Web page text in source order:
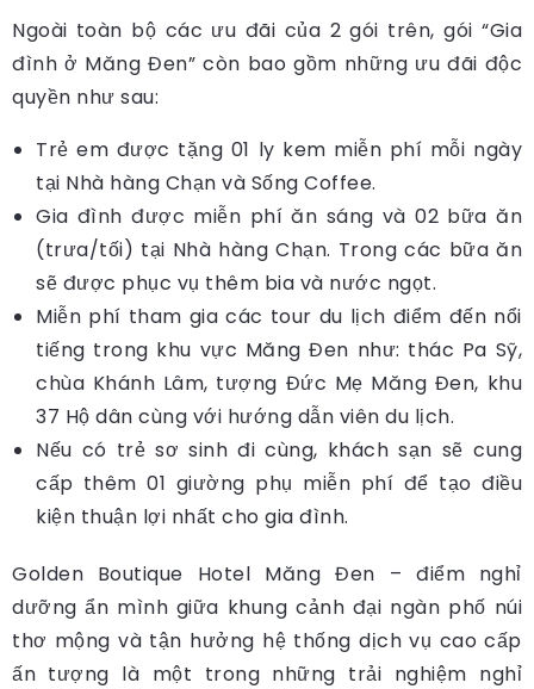
Ngoài toàn bộ các ưu đãi của 2 gói trên, gói “Gia
đình ở Măng Đen” còn bao gồm những ưu đãi độc
quyền như sau:
Trẻ em được tặng 01 ly kem miễn phí mỗi ngày
tại Nhà hàng Chạn và Sống Coffee.
Gia đình được miễn phí ăn sáng và 02 bữa ăn
(trưa/tối) tại Nhà hàng Chạn. Trong các bữa ăn
sẽ được phục vụ thêm bia và nước ngọt.
Miễn phí tham gia các tour du lịch điểm đến nổi
tiếng trong khu vực Măng Đen như: thác Pa Sỹ,
chùa Khánh Lâm, tượng Đức Mẹ Măng Đen, khu
37 Hộ dân cùng với hướng dẫn viên du lịch.
Nếu có trẻ sơ sinh đi cùng, khách sạn sẽ cung
cấp thêm 01 giường phụ miễn phí để tạo điều
kiện thuận lợi nhất cho gia đình.
Golden Boutique Hotel Măng Đen – điểm nghỉ
dưỡng ẩn mình giữa khung cảnh đại ngàn phố núi
thơ mộng và tận hưởng hệ thống dịch vụ cao cấp
ấn tượng là một trong những trải nghiệm nghỉ